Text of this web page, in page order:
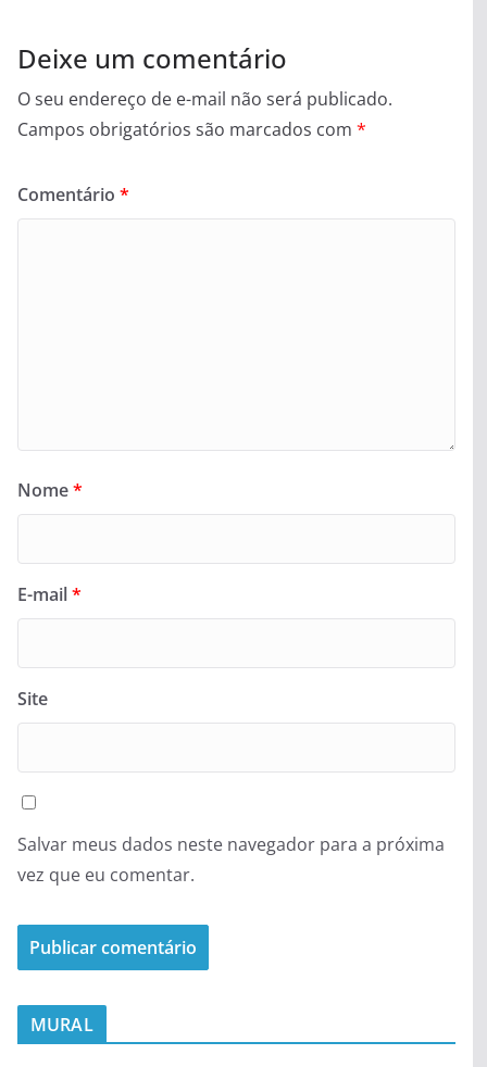
Deixe um comentário
O seu endereço de e-mail não será publicado.
Campos obrigatórios são marcados com *
Comentário *
Nome*
E-mail*
Site
Salvar meus dados neste navegador para a próxima
vez que eu comentar.
MURAL